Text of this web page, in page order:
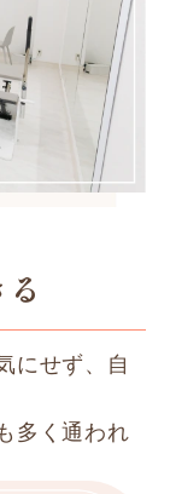
にせず、自
多く通われ